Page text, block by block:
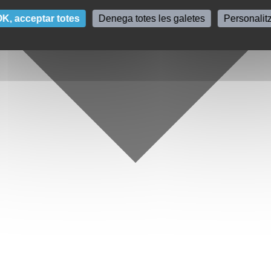
acceptar totes Denega totes les galetes